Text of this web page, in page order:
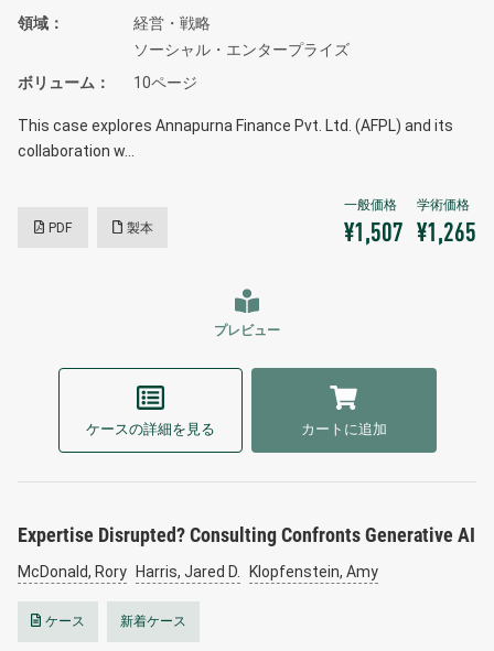
領域
経営・戦略
ソーシャル・エンタープライズ
ボリューム
10ページ
This case explores Annapurna Finance Pvt. Ltd. (AFPL) and its
collaboration w…
PDF 製本 ¥1,507 ¥1,265
プレビュー
ケースの詳細を見る カートに追加
Expertise Disrupted? Consulting Confronts Generative AI
McDonald, Rory Harris, Jared D. Klopfenstein, Amy
ケース 新着ケース